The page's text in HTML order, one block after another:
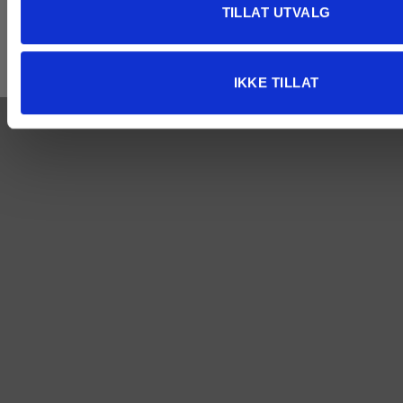
TILLAT UTVALG
IKKE TILLAT
Copyright 2026 ©Atelier Vidsyn- Made with love //FastForward